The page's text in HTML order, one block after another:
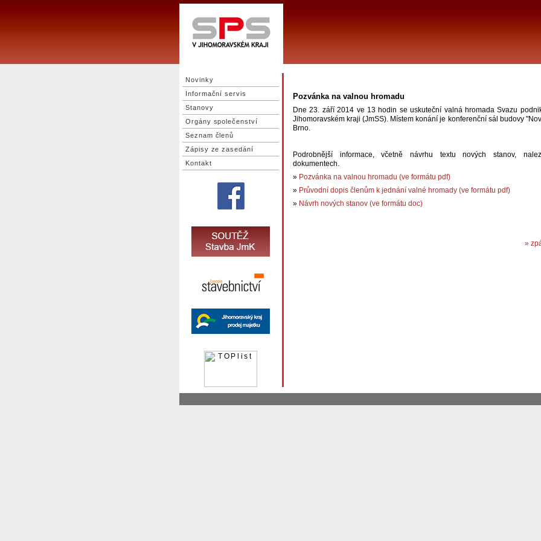
Novinky
Informační servis
Stanovy
Orgány společenství
Seznam členů
Zápisy ze zasedání
Kontakt
Pozvánka na valnou hromadu
Dne 23. září 2014 ve 13 hodin se uskuteční valná hromada Svazu
Jihomoravském kraji (JmSS). Místem konání je konferenční sál budovy
Brno.
Podrobnější informace, včetně návrhu textu nových stanov,
dokumentech.
» Pozvánka na valnou hromadu (ve formátu pdf)
» Průvodní dopis členům k jednání valné hromady (ve formátu pdf)
» Návrh nových stanov (ve formátu doc)
»